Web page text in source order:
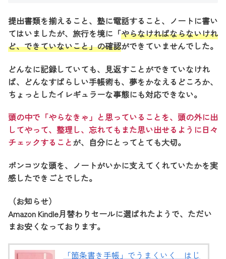
提出書類を揃えること、塾に電話すること、ノートに書い
てはいましたが、旅行を境に「やらなければならないけれ
ど、できていないこと」の確認ができていませんでした。
どんなに記録していても、見返すことができていなけれ
ば、どんなすばらしい手帳術も、夢をかなえるどころか、
ちょっとしたイレギュラーな事態にも対応できない。
頭の中で「やらなきゃ」と思っていることを、頭の外に出
してやって、整理し、忘れてもまた思い出せるように日々
チェックすることが、自分にとってとても大切。
ポンコツな頭を、ノートがいかに支えてくれていたかを実
感したできごとでした。
（お知らせ）
Amazon Kindle月替わりセールに選ばれたようで、ただい
まお安くなっております。
「箇条書き手帳」でうまくいく はじ